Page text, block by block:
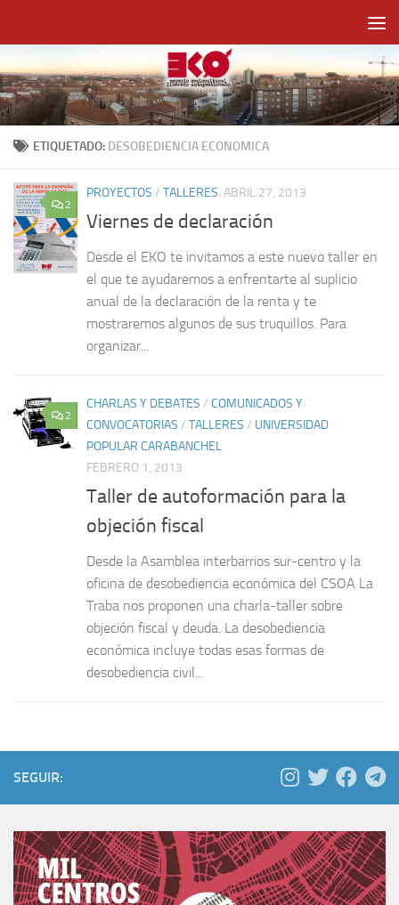
ETIQUETADO: DESOBEDIENCIA ECONOMICA
2
PROYECTOS / TALLERES ABRIL 27, 2013
Viernes de declaración
Desde el EKO te invitamos a este nuevo taller en
el que te ayudaremos a enfrentarte al suplicio
anual de la declaración de la renta y te
mostraremos algunos de sus truquillos. Para
organizar...
2
CHARLAS Y DEBATES / COMUNICADOS Y
CONVOCATORIAS / TALLERES / UNIVERSIDAD
POPULAR CARABANCHEL
FEBRERO 1, 2013
Taller de autoformación para la
objeción fiscal
Desde la Asamblea interbarrios sur-centro y la
oficina de desobediencia económica del CSOA La
Traba nos proponen una charla-taller sobre
objeción fiscal y deuda. La desobediencia
económica incluye todas esas formas de
desobediencia civil...
SEGUIR: